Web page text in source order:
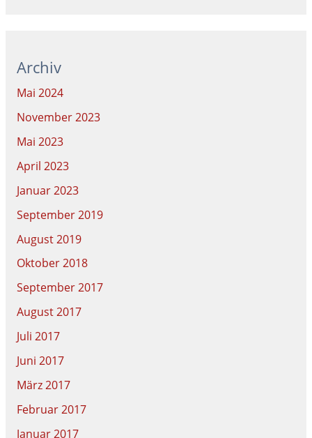
Archiv
Mai 2024
November 2023
Mai 2023
April 2023
Januar 2023
September 2019
August 2019
Oktober 2018
September 2017
August 2017
Juli 2017
Juni 2017
März 2017
Februar 2017
Januar 2017